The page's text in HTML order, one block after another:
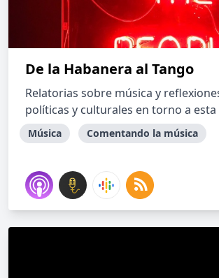
De la Habanera al Tango
Relatorias sobre música y
políticas y culturales en torno a esta
Música Comentando la música